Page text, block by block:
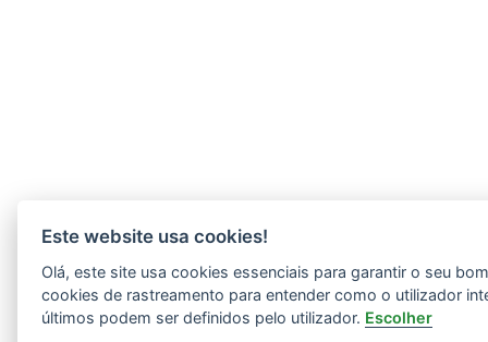
Este website usa cookies!
Olá, este site usa cookies essenciais para garantir o seu
cookies de rastreamento para entender como o utilizador
últimos podem ser definidos pelo utilizador. Escolher